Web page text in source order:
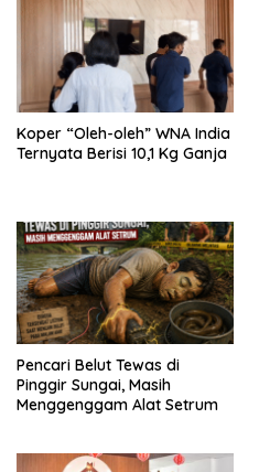
Koper “Oleh-oleh” WNA India
Ternyata Berisi 10,1 Kg Ganja
Pencari Belut Tewas di
Pinggir Sungai, Masih
Menggenggam Alat Setrum